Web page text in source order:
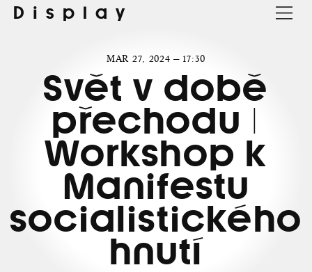
Display
MAR 27, 2024 — 17:30
Svět v době
přechodu |
Workshop k
Manifestu
socialistického
hnutí